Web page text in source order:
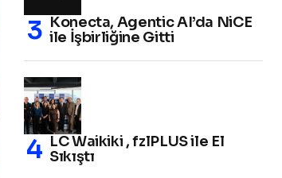
Konecta, Agentic AI’da NiCE
ile İşbirliğine Gitti
LC Waikiki , fzlPLUS ile El
Sıkıştı